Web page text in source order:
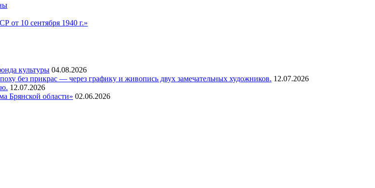
от 10 сентября 1940 г.»
культуры 04.08.2026
без прикрас — через графику и живопись двух замечательных художников. 12.07.2026
12.07.2026
Брянской области» 02.06.2026